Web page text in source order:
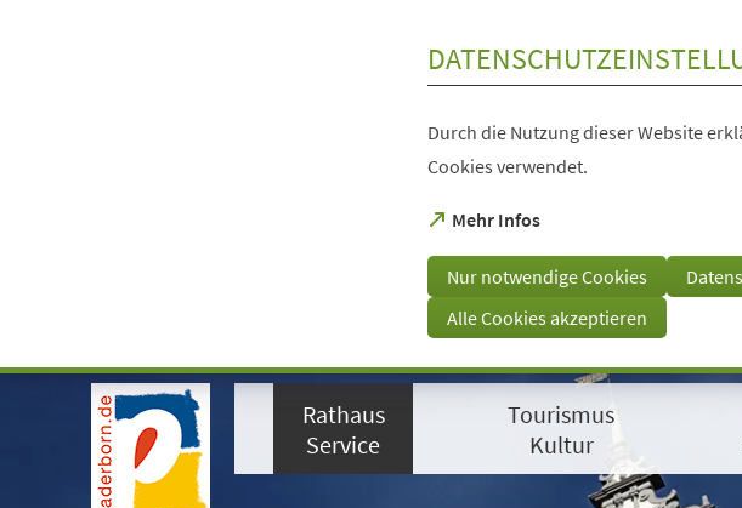
Assistenzsoftware
Durch die Nutzung dieser Website
Cookies verwendet.
Mehr Infos
(Öffnet
einem
neuen
Tab)
Nur notwendige Cookies
Alle Cookies akzeptieren
Rathaus
Service
Tourismus
Kultur